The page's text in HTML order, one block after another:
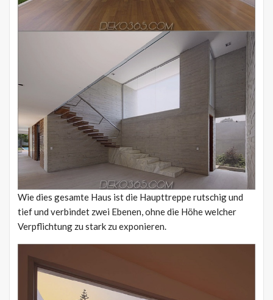
Wie dies gesamte Haus ist die Haupttreppe rutschig und
tief und verbindet zwei Ebenen, ohne die Höhe welcher
Verpflichtung zu stark zu exponieren.